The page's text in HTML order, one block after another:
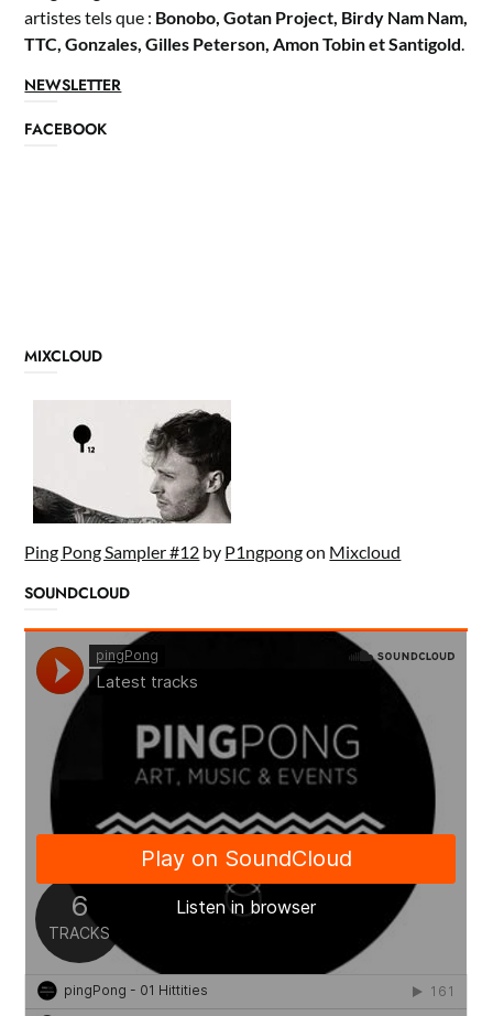
artistes tels que : Bonobo, Gotan Project, Birdy Nam Nam,
TTC, Gonzales, Gilles Peterson, Amon Tobin et Santigold
NEWSLETTER
FACEBOOK
MIXCLOUD
Ping Pong Sampler #12 by P1ngpongon Mixcloud
SOUNDCLOUD